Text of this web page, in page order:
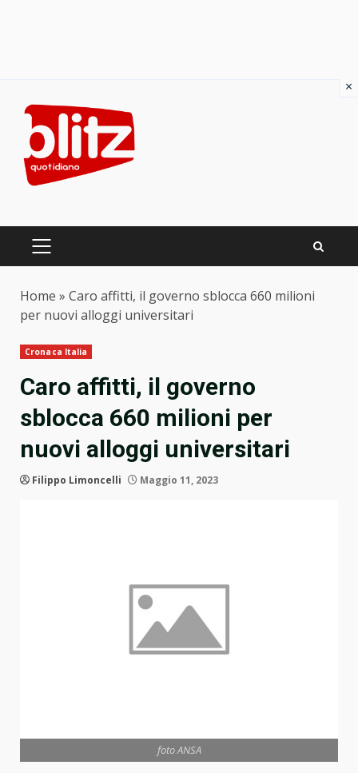
content
PRIMARY
Home » Caro affitti, il governo sblocca 660 milioni
per nuovi alloggi universitari
Cronaca Italia
Caro affitti, il governo
sblocca 660 milioni per
nuovi alloggi universitari
Filippo Limoncelli Maggio 11, 2023
foto ANSA
×